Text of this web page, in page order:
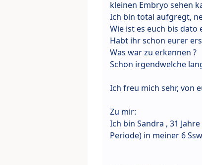
kleinen Embryo sehen
Ich bin total aufgregt,
Wie ist es euch bis dato
Habt ihr schon eurer
Was war zu erkennen ?
Schon irgendwelche
Ich freu mich sehr, von
Zu mir:
Ich bin Sandra , 31
Periode) in meiner 6